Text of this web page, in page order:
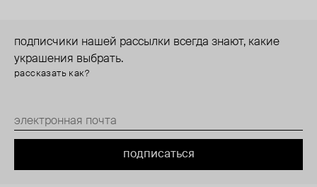
подписчики нашей рассылки всегда знают, какие
украшения выбрать.
рассказать как?
подписаться